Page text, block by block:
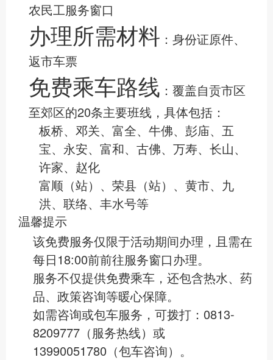
农民工服务窗口
办理所需材料 ‌：身份证原件、
返市车票
免费乘车路线 ‌：覆盖自贡市区
至郊区的20条主要班线，具体包括：
板桥、邓关、富全、牛佛、彭庙、五
宝、永安、富和、古佛、万寿、长山、
许家、赵化
富顺（站）、荣县（站）、黄市、九
洪、联络、丰水号等
温馨提示
该免费服务仅限于活动期间办理，且需在
每日18:00前前往服务窗口办理。
服务不仅提供免费乘车，还包含热水、药
品、政策咨询等暖心保障。
如需咨询或包车服务，可拨打：0813-
8209777（服务热线）或
13990051780（包车咨询）‌。